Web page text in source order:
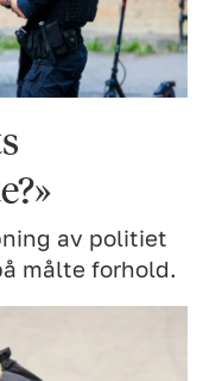
av politiet
målte forhold.